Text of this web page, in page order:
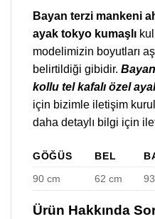
Bayan terzi mankeni
ayak tokyo kumaşlı
modelimizin boyutları
belirtildiği gibidir.
kollu tel kafalı özel
için bizimle iletişim
daha detaylı bilgi için
GÖĞÜS BEL
90 cm
62 cm
Ürün Hakkında